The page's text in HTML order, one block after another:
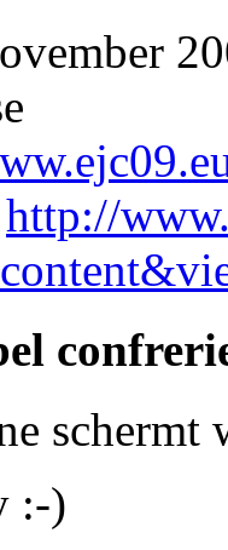
http://
schermt
:-)